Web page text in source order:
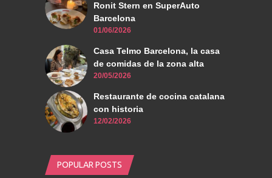
Ronit Stern en SuperAuto
Barcelona
01/06/2026
Casa Telmo Barcelona, la casa
de comidas de la zona alta
20/05/2026
Restaurante de cocina catalana
con historia
12/02/2026
POPULAR POSTS